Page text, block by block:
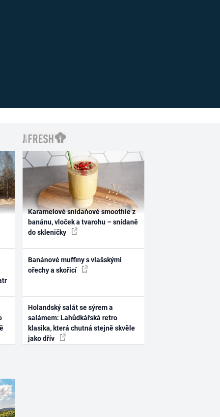
Karamelové snídaňové smoothie z
banánu, vloček a tvarohu – snídaně
do skleničky
Banánové muffiny s vlašskými
ořechy a skořicí
Holandský salát se sýrem a
salámem: Lahůdkářská retro
klasika, která chutná stejně skvěle
jako dřív